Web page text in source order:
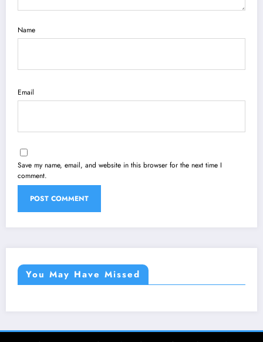
Name
Email
Save my name, email, and website in this browser for the next time I
comment.
You May Have Missed